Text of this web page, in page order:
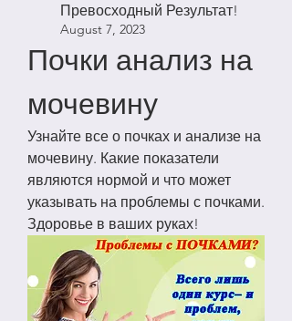
Превосходный Результат!
August 7, 2023
Почки анализ на
мочевину
Узнайте все о почках и анализе на
мочевину. Какие показатели
являются нормой и что может
указывать на проблемы с почками.
Здоровье в ваших руках!